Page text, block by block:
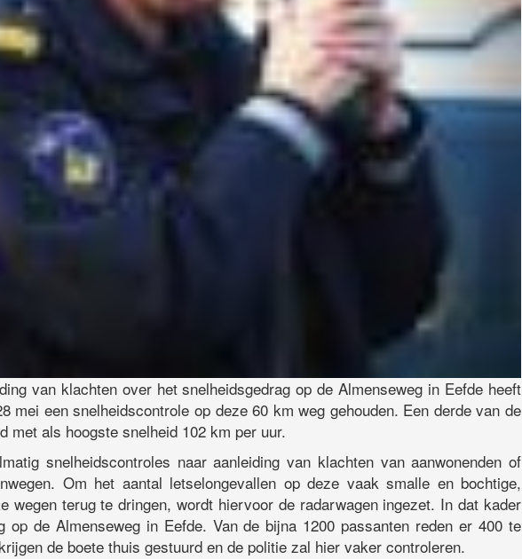
van klachten over het snelheidsgedrag op de Almenseweg in Eefde heeft
mei een snelheidscontrole op deze 60 km weg gehouden. Een derde van de
met als hoogste snelheid 102 km per uur.
snelheidscontroles naar aanleiding van klachten van aanwonenden of
Om het aantal letselongevallen op deze vaak smalle en bochtige,
wegen terug te dringen, wordt hiervoor de radarwagen ingezet. In dat kader
op de Almenseweg in Eefde. Van de bijna 1200 passanten reden er 400 te
de boete thuis gestuurd en de politie zal hier vaker controleren.